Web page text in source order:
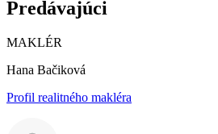
Predávajúci
MAKLÉR
Hana Bačiková
Profil realitného makléra